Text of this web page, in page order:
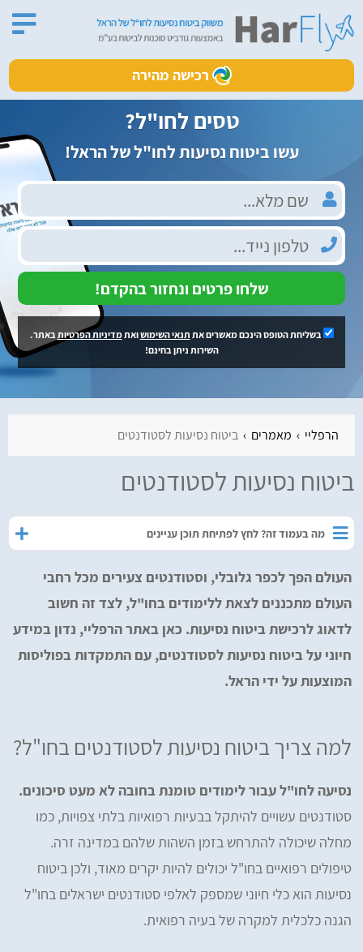
רכישה מהירה
טסים לחו"ל?
עשו ביטוח נסיעות לחו"ל של הראל!
שלחו פרטים ונחזור בהקדם!
בשליחת הטופס הינכם מאשרים את תנאי השימושואתמדיניות הפרטיותבאתר.
השירות ניתן בחינם!
הרפליי מאמרים ביטוח נסיעות לסטודנטים
ביטוח נסיעות לסטודנטים
מה בעמוד זה? לחץ לפתיחת תוכן עניינים
העולם הפך לכפר גלובלי, וסטודנטים צעירים מכל רחבי
העולם מתכננים לצאת ללימודים בחו"ל, לצד זה חשוב
לדאוג לרכישת ביטוח נסיעות. כאן באתר הרפליי, נדון במידע
חיוני על ביטוח נסיעות לסטודנטים, עם התמקדות בפוליסות
המוצעות על ידי הראל.
למה צריך ביטוח נסיעות לסטודנטים בחו"ל?
נסיעה לחו"ל עבור לימודים טומנת בחובה לא מעט סיכונים.
סטודנטים עשויים להיתקל בבעיות רפואיות בלתי צפויות, כמו
מחלה שיכולה להתרחש בזמן השהות שלהם במדינה זרה.
טיפולים רפואיים בחו"ל יכולים להיות יקרים מאוד, ולכן ביטוח
נסיעות הוא כלי חיוני שמספק לאלפי סטודנטים ישראלים בחו"ל
הגנה כלכלית למקרה של בעיה רפואית.